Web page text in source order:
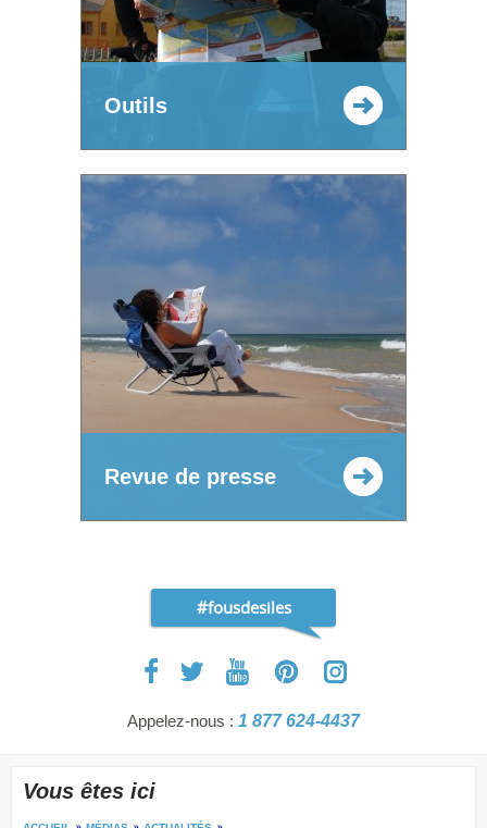
Outils
Revue de presse
#fousdesiles
Appelez-nous : 1 877 624-4437
Vous êtes ici